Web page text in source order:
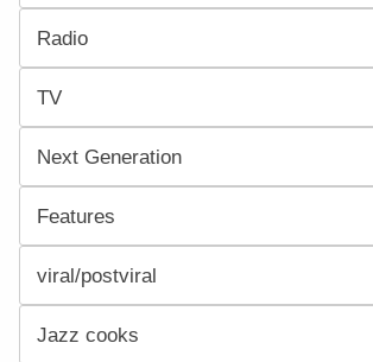
Radio
TV
Next Generation
Features
viral/postviral
Jazz cooks